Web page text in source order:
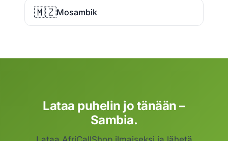
🇲🇿Mosambik
Lataa puhelin jo tänään –
Sambia.